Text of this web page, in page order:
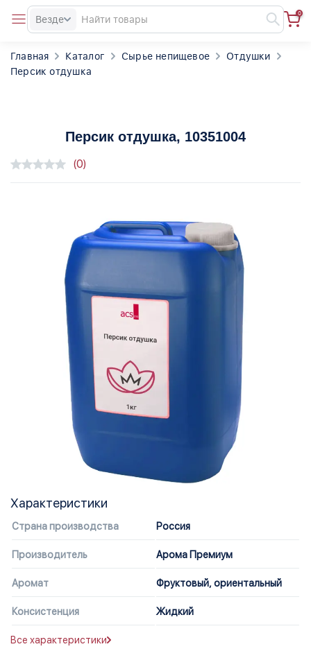
Везде
0
Главная Каталог Сырье непищевое
Отдушки
Персик отдушка
Персик отдушка, 10351004
(0)
Характеристики
Страна производства Россия
Производитель Арома Премиум
Аромат Фруктовый, ориентальный
Консистенция Жидкий
Все характеристики